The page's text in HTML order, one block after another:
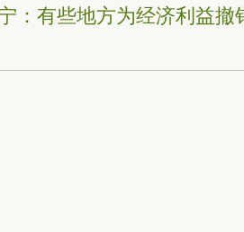
：有些地方为经济利益撤